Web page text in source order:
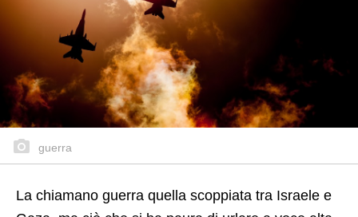
guerra
La chiamano guerra quella scoppiata tra Israele e